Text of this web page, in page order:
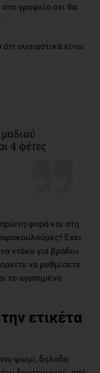
γραφείο ότι θα
ουσιαστικά είναι
4 φέτες
πρώτη φορά και στη
Έχει
ντάκο για βράδυ»
να ρυθμίσετε
το αγαπημένο
ετικέτα
ψωμί, δηλαδή